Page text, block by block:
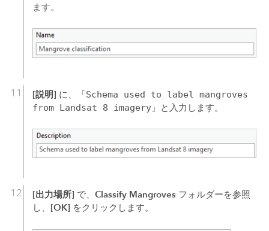
ます。
[説明] に、「Schema used to label mangroves
from Landsat 8 imagery 」と入力します。
[出力場所] で、Classify Mangroves フォルダーを参照
し、 [OK] をクリックします。